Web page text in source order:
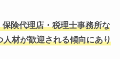
険代理店・税理士事務所な
材が歓迎される傾向にあり